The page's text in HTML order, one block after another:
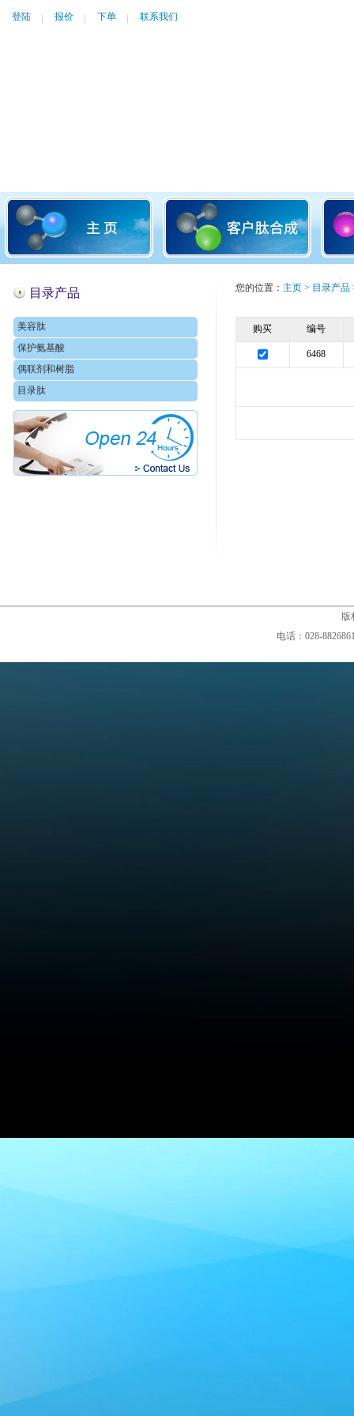
登陆 报价 下单 联系我们
目录产品
美容肽
保护氨基酸
偶联剂和树脂
目录肽
您的位置： 主页> 目录产品
购买 编号
6468
版
电话：028-